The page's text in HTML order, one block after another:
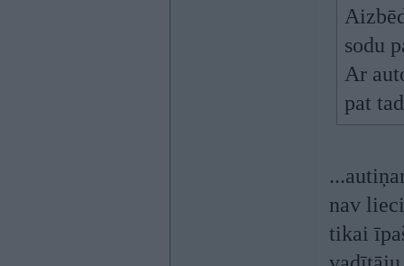
sodu
Ar
pat
nav
tikai